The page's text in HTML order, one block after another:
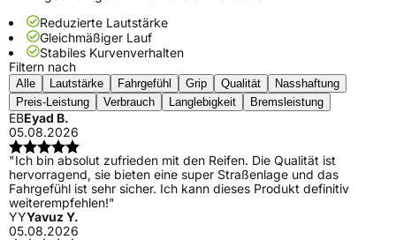
Reduzierte Lautstärke
Gleichmäßiger Lauf
Stabiles Kurvenverhalten
Filtern nach
Alle Lautstärke Fahrgefühl Grip Qualität
Nasshaftung
Preis-Leistung
Verbrauch Langlebigkeit Bremsleistung
EBEyad B.
05.08.2026
"Ich bin absolut zufrieden mit den Reifen. Die Qualität ist
hervorragend, sie bieten eine super Straßenlage und das
Fahrgefühl ist sehr sicher. Ich kann dieses Produkt definitiv
weiterempfehlen!"
YYYavuz Y.
05.08.2026